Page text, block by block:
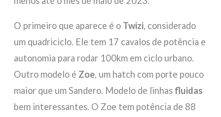
O primeiro que aparece é o Twizi, considerado
um quadriciclo. Ele tem 17 cavalos de potência e
autonomia para rodar 100km em ciclo urbano.
Outro modelo é Zoe, um hatch com porte pouco
maior que um Sandero. Modelo de linhas fluidas
bem interessantes. O Zoe tem potência de 88